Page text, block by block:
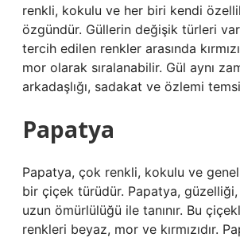
renkli, kokulu ve her biri kendi
özgündür. Güllerin değişik türleri
tercih edilen renkler arasında
mor olarak sıralanabilir. Gül aynı
arkadaşlığı, sadakat ve özlemi
Papatya
Papatya, çok renkli, kokulu ve
bir çiçek türüdür. Papatya,
uzun ömürlülüğü ile tanınır. Bu
renkleri beyaz, mor ve kırmızıdır.